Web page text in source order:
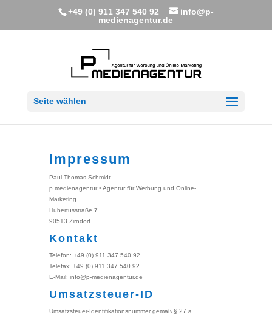
+49 (0) 911 347 540 92
info@p-
medienagentur.de
Seite wählen
Impressum
Paul Thomas Schmidt
p medienagentur • Agentur für Werbung und Online-
Marketing
Hubertusstraße 7
90513 Zirndorf
Kontakt
Telefon: +49 (0) 911 347 540 92
Telefax: +49 (0) 911 347 540 92
E-Mail: info@p-medienagentur.de
Umsatzsteuer-ID
Umsatzsteuer-Identifikationsnummer gemäß § 27 a